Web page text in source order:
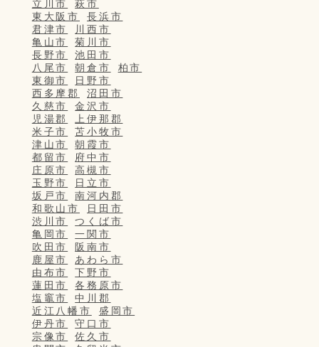
立川市
萩市
東大阪市
長浜市
君津市
川西市
亀山市
菊川市
長野市
池田市
八尾市
朝倉市
柏市
東御市
日野市
西多摩郡
沼田市
久慈市
金沢市
児湯郡
上伊那郡
米子市
苫小牧市
津山市
朝霞市
都留市
府中市
庄原市
高槻市
玉野市
日立市
坂戸市
南河内郡
和歌山市
日田市
渋川市
つくば市
亀岡市
一関市
吹田市
阪南市
鹿屋市
あわら市
由布市
下野市
蓮田市
各務原市
塩竈市
中川郡
近江八幡市
盛岡市
伊丹市
守口市
宗像市
佐久市